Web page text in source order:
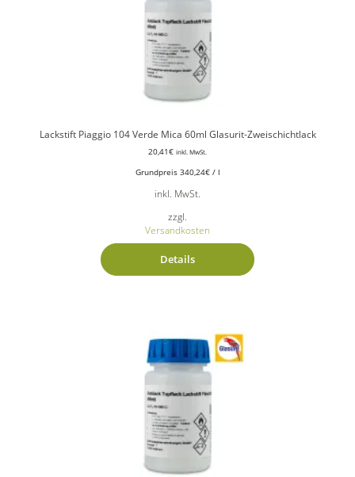
Lackstift Piaggio 104 Verde Mica 60ml Glasurit-Zweischichtlack
20,41€ inkl. MwSt.
Grundpreis 340,24€/ l
inkl. MwSt.
zzgl.
Versandkosten
Details